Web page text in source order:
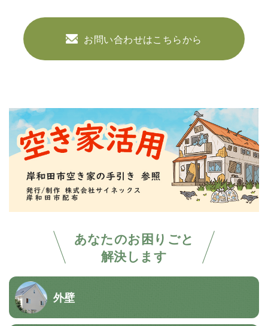
あなたのお困りごと
解決します
外壁
お問い合わせはこちらから